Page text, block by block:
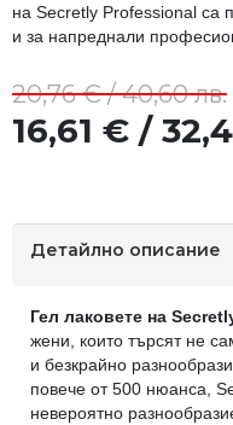
на Secretly Professional са
и за напреднали
16,61 € /
20,76 € / 40,60 лв.
Детайлно описание
Гел лаковете на
жени, които търсят не
и безкрайно
повече от 500 нюанса,
невероятно